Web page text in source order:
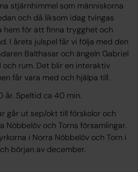
stjärnhimmel som människorna
och då liksom idag tvingas
hem för att finna trygghet och
I årets julspel får vi följa med den
Balthasar och ängeln Gabriel
rum. Det blir en interaktiv
får vara med och hjälpa till.
år. Speltid ca 40 min.
går ut sep/okt till förskolor och
Nöbbelöv och Torns församlingar.
i Norra Nöbbelöv och Torn i
början av december.